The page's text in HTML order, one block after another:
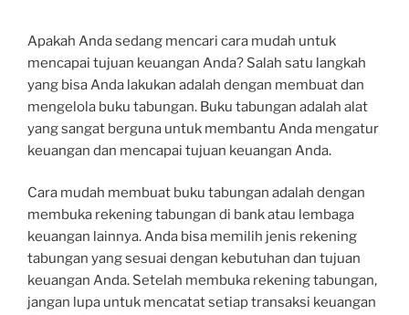
Apakah Anda sedang mencari cara mudah untuk
mencapai tujuan keuangan Anda? Salah satu langkah
yang bisa Anda lakukan adalah dengan membuat dan
mengelola buku tabungan. Buku tabungan adalah alat
yang sangat berguna untuk membantu Anda mengatur
keuangan dan mencapai tujuan keuangan Anda.
Cara mudah membuat buku tabungan adalah dengan
membuka rekening tabungan di bank atau lembaga
keuangan lainnya. Anda bisa memilih jenis rekening
tabungan yang sesuai dengan kebutuhan dan tujuan
keuangan Anda. Setelah membuka rekening tabungan,
jangan lupa untuk mencatat setiap transaksi keuangan